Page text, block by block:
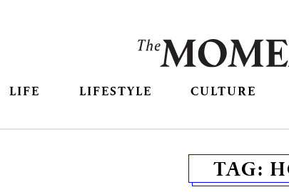
LIFE LIFESTYLE CULTURE
TAG: